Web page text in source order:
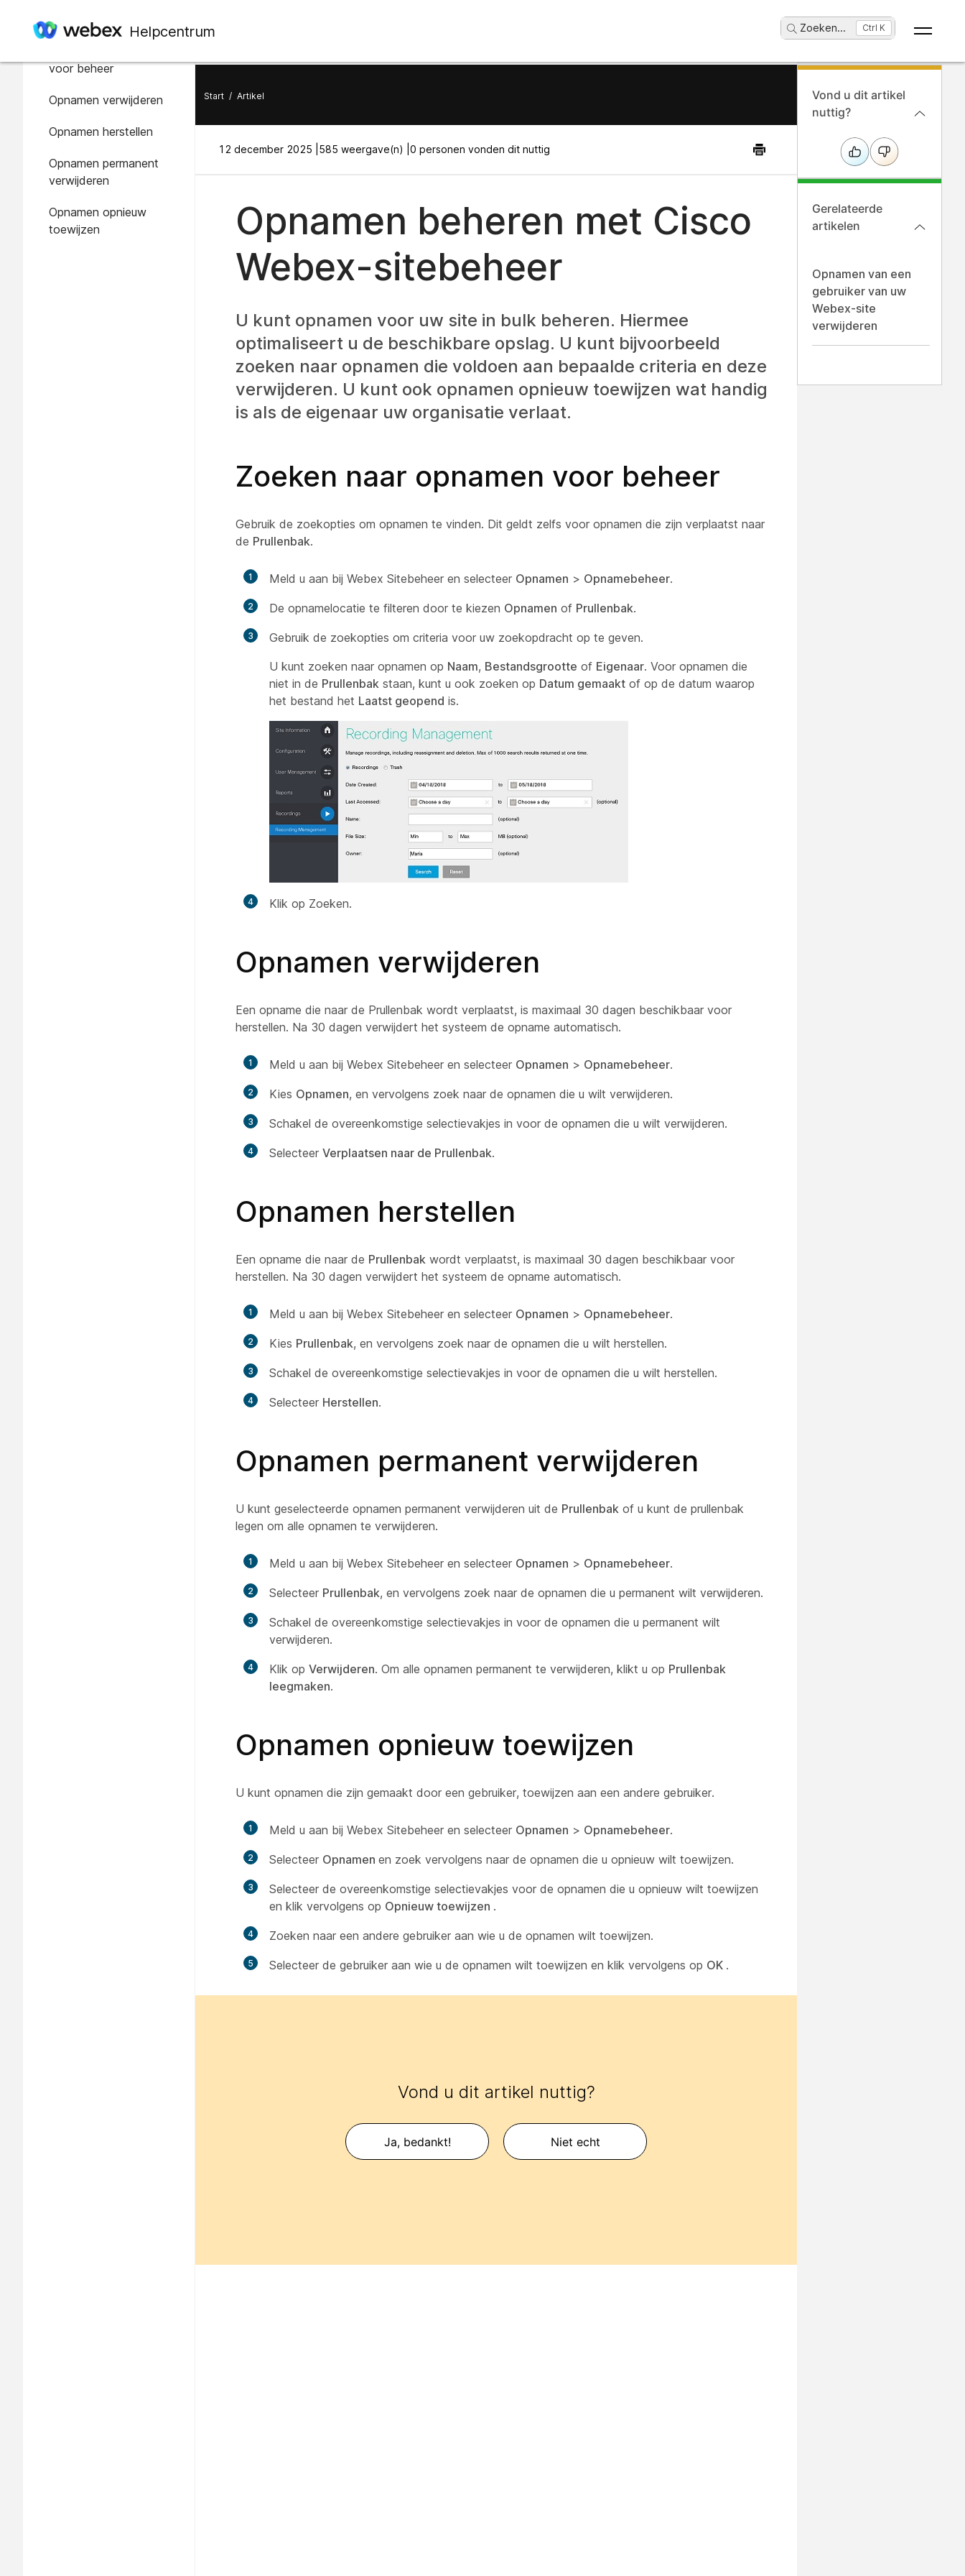
Helpcentrum Zoeken... Ctrl K
In dit artikel
voor beheer
Opnamen verwijderen
Opnamen herstellen
Opnamen permanent
verwijderen
Opnamen opnieuw
toewijzen
Start / Artikel
12 december 2025 | 585 weergave(n) | 0 personen vonden dit nuttig
Opnamen beheren met Cisco
Webex-sitebeheer
U kunt opnamen voor uw site in bulk beheren. Hiermee
optimaliseert u de beschikbare opslag. U kunt bijvoorbeeld
zoeken naar opnamen die voldoen aan bepaalde criteria en deze
verwijderen. U kunt ook opnamen opnieuw toewijzen wat handig
is als de eigenaar uw organisatie verlaat.
Zoeken naar opnamen voor beheer
Gebruik de zoekopties om opnamen te vinden. Dit geldt zelfs voor opnamen die zijn verplaatst naar
de Prullenbak.
1 Meld u aan bij Webex Sitebeheer en selecteer Opnamen > Opnamebeheer.
2 De opnamelocatie te filteren door te kiezen Opnamen of Prullenbak.
3
Gebruik de zoekopties om criteria voor uw zoekopdracht op te geven.
U kunt zoeken naar opnamen op Naam, Bestandsgrootte of Eigenaar. Voor opnamen die
niet in de Prullenbak staan, kunt u ook zoeken op Datum gemaakt of op de datum waarop
het bestand het Laatst geopend is.
4 Klik op Zoeken.
Opnamen verwijderen
Een opname die naar de Prullenbak wordt verplaatst, is maximaal 30 dagen beschikbaar voor
herstellen. Na 30 dagen verwijdert het systeem de opname automatisch.
1 Meld u aan bij Webex Sitebeheer en selecteer Opnamen > Opnamebeheer.
2 Kies Opnamen, en vervolgens zoek naar de opnamen die u wilt verwijderen.
3 Schakel de overeenkomstige selectievakjes in voor de opnamen die u wilt verwijderen.
4 Selecteer Verplaatsen naar de Prullenbak.
Opnamen herstellen
Een opname die naar de Prullenbak wordt verplaatst, is maximaal 30 dagen beschikbaar voor
herstellen. Na 30 dagen verwijdert het systeem de opname automatisch.
1 Meld u aan bij Webex Sitebeheer en selecteer Opnamen > Opnamebeheer.
2 Kies Prullenbak, en vervolgens zoek naar de opnamen die u wilt herstellen.
3 Schakel de overeenkomstige selectievakjes in voor de opnamen die u wilt herstellen.
4 Selecteer Herstellen.
Opnamen permanent verwijderen
U kunt geselecteerde opnamen permanent verwijderen uit de Prullenbak of u kunt de prullenbak
legen om alle opnamen te verwijderen.
1 Meld u aan bij Webex Sitebeheer en selecteer Opnamen > Opnamebeheer.
2 Selecteer Prullenbak, en vervolgens zoek naar de opnamen die u permanent wilt verwijderen.
3
Schakel de overeenkomstige selectievakjes in voor de opnamen die u permanent wilt
verwijderen.
4 Klik op Verwijderen. Om alle opnamen permanent te verwijderen, klikt u op Prullenbak
leegmaken.
Opnamen opnieuw toewijzen
U kunt opnamen die zijn gemaakt door een gebruiker, toewijzen aan een andere gebruiker.
1 Meld u aan bij Webex Sitebeheer en selecteer Opnamen > Opnamebeheer.
2 Selecteer Opnamen en zoek vervolgens naar de opnamen die u opnieuw wilt toewijzen.
3
Selecteer de overeenkomstige selectievakjes voor de opnamen die u opnieuw wilt toewijzen
en klik vervolgens op Opnieuw toewijzen .
4 Zoeken naar een andere gebruiker aan wie u de opnamen wilt toewijzen.
5 Selecteer de gebruiker aan wie u de opnamen wilt toewijzen en klik vervolgens op OK .
Vond u dit artikel nuttig?
Ja, bedankt! Niet echt
Vond u dit artikel
nuttig?
Gerelateerde
artikelen
Opnamen van een
gebruiker van uw
Webex-site
verwijderen